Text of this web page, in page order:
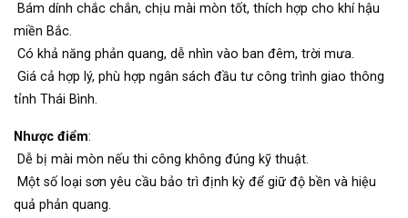
Bám dính chắc chắn, chịu mài mòn tốt, thích hợp cho khí hậu
miền Bắc.
Có khả năng phản quang, dễ nhìn vào ban đêm, trời mưa.
Giá cả hợp lý, phù hợp ngân sách đầu tư công trình giao thông
tỉnh Thái Bình.
Nhược điểm:
Dễ bị mài mòn nếu thi công không đúng kỹ thuật.
Một số loại sơn yêu cầu bảo trì định kỳ để giữ độ bền và hiệu
quả phản quang.